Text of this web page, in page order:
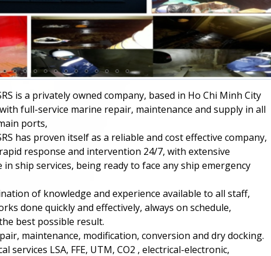
is a privately owned company, based in Ho Chi Minh City
full-service marine repair, maintenance and supply in all
ports,
has proven itself as a reliable and cost effective company,
response and intervention 24/7, with extensive
in ship services, being ready to face any ship emergency
of knowledge and experience available to all staff,
done quickly and effectively, always on schedule,
best possible result.
maintenance, modification, conversion and dry docking.
services LSA, FFE, UTM, CO2 , electrical-electronic,